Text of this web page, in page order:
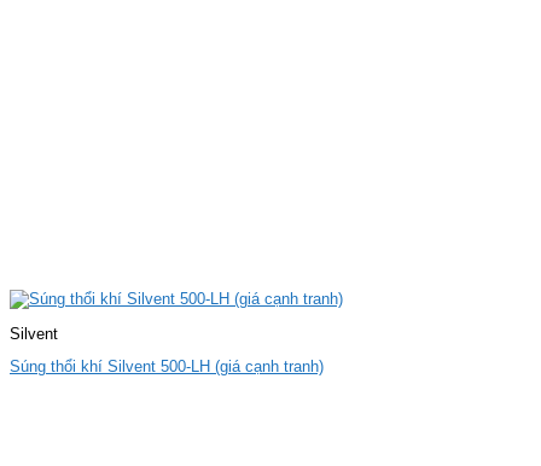
Silvent
Súng thổi khí Silvent 500-LH (giá cạnh tranh)